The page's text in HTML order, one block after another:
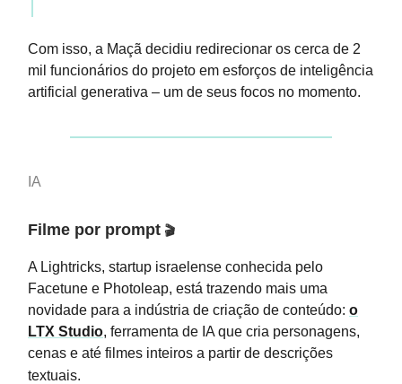
Com isso, a Maçã decidiu redirecionar os cerca de 2
mil funcionários do projeto em esforços de inteligência
artificial generativa – um de seus focos no momento.
IA
Filme por prompt 🎬
A Lightricks, startup israelense conhecida pelo
Facetune e Photoleap, está trazendo mais uma
novidade para a indústria de criação de conteúdo: o
LTX Studio, ferramenta de IA que cria personagens,
cenas e até filmes inteiros a partir de descrições
textuais.